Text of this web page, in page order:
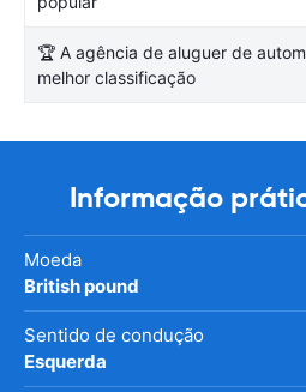
🏆 A agência de aluguer de
melhor classificação
Informação
Moeda
British pound
Sentido de condução
Esquerda